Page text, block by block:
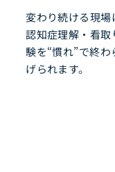
変わり続ける現場
認知症理解・看
験を“慣れ”で終
げられます。